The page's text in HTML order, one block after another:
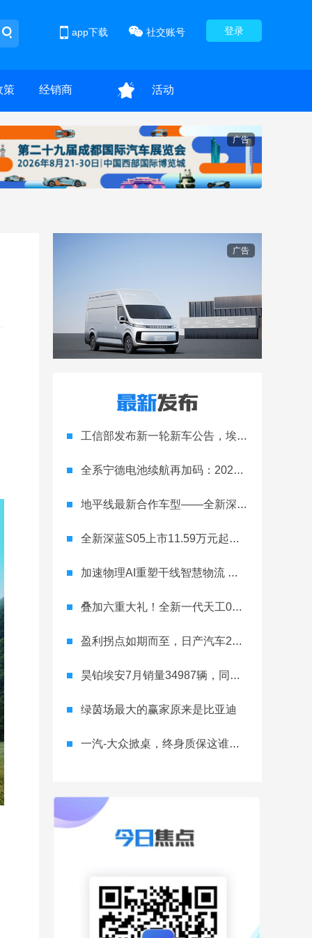
登录
社交账号
app下载
策 经销商 活动
广告
广告
工信部发布新一轮新车公告，埃安Ray 7引发关注
全系宁德电池续航再加码：2027款埃安RT上市，9.98万元起
地平线最新合作车型——全新深蓝S05正式上市！
全新深蓝S05上市11.59万元起，全球时尚激光智能SUV全面进阶
加速物理AI重塑干线智慧物流 智加科技战略合作图达通
叠加六重大礼！全新一代天工08 670 Max上市限时价17.99万元
盈利拐点如期而至，日产汽车26财年一季度财报释放稳健增长信号
昊铂埃安7月销量34987辆，同比增长31.74%，全新Ray系列蓄势待发
绿茵场最大的赢家原来是比亚迪
一汽-大众掀桌，终身质保这谁顶得住？